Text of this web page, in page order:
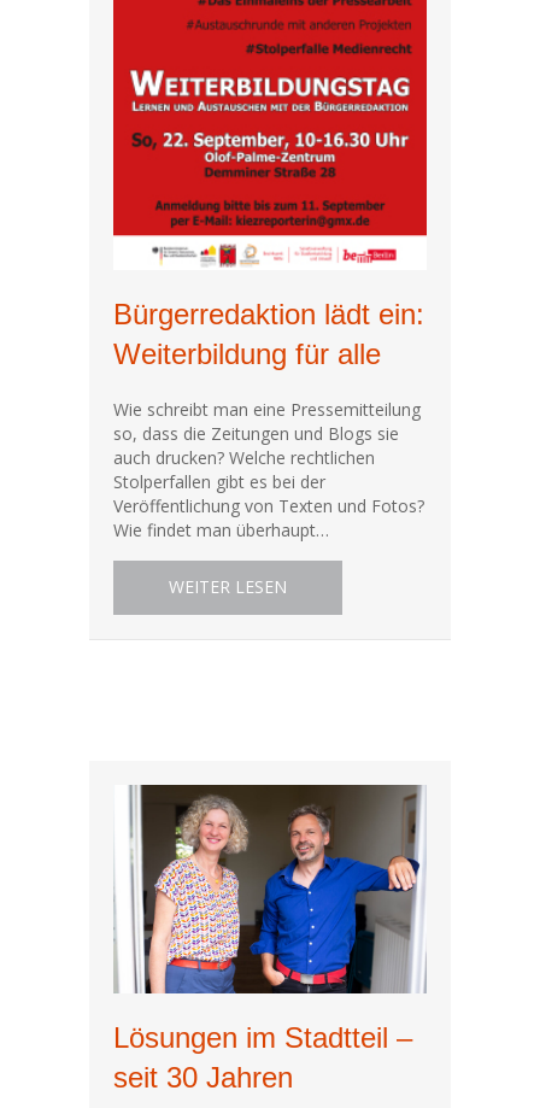
Bürgerredaktion lädt ein:
Weiterbildung für alle
Wie schreibt man eine Pressemitteilung
so, dass die Zeitungen und Blogs sie
auch drucken? Welche rechtlichen
Stolperfallen gibt es bei der
Veröffentlichung von Texten und Fotos?
Wie findet man überhaupt…
WEITER LESEN
Lösungen im Stadtteil –
seit 30 Jahren